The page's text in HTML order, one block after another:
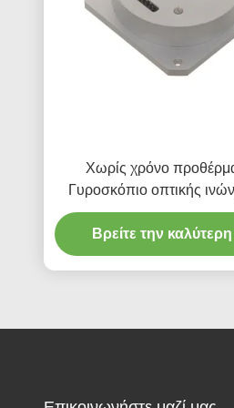
Χωρίς χρόνο
Γυροσκόπιο οπτικής
δυναμικό εύρος 200g
RS-422
Βρείτε την καλύτερη